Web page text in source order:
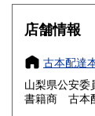
大阪府
奈良県
鳥取県
店舗情報
古本配達
山梨県公安
書籍商 古本